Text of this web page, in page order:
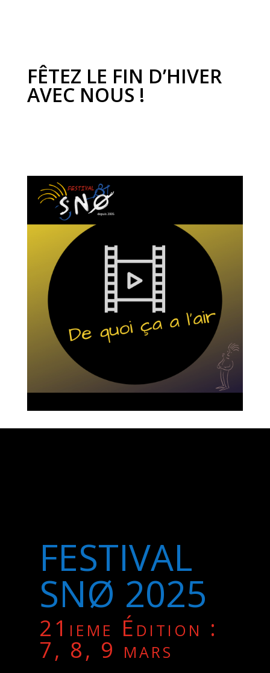
FÊTEZ LE FIN D’HIVER
AVEC NOUS !
FESTIVAL
SNØ 2025
21ieme Édition :
7, 8, 9 mars